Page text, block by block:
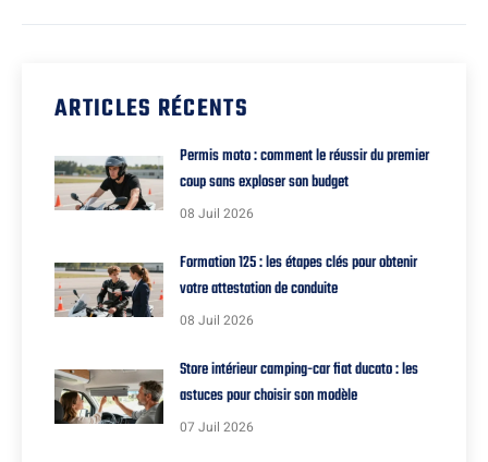
ARTICLES RÉCENTS
Permis moto : comment le réussir du premier
coup sans exploser son budget
08 Juil 2026
Formation 125 : les étapes clés pour obtenir
votre attestation de conduite
08 Juil 2026
Store intérieur camping-car fiat ducato : les
astuces pour choisir son modèle
07 Juil 2026